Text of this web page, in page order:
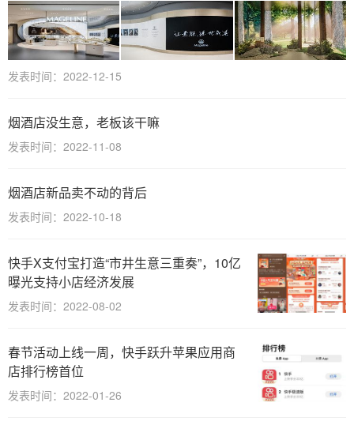
发表时间：2022-12-15
烟酒店没生意，老板该干嘛
发表时间：2022-11-08
烟酒店新品卖不动的背后
发表时间：2022-10-18
快手X支付宝打造“市井生意三重奏”，10亿
曝光支持小店经济发展
发表时间：2022-08-02
春节活动上线一周，快手跃升苹果应用商
店排行榜首位
发表时间：2022-01-26